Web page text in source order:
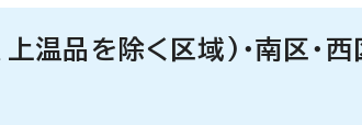
温品を除く区域)・南区・西